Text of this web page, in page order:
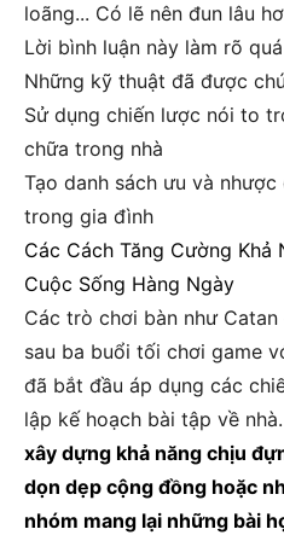
loãng... Có lẽ nên đun lâu
Lời bình luận này làm rõ
Những kỹ thuật đã được
Sử dụng chiến lược nói to
chữa trong nhà
Tạo danh sách ưu và
trong gia đình
Các Cách Tăng Cường Khả
Cuộc Sống Hàng Ngày
Các trò chơi bàn như
sau ba buổi tối chơi game
đã bắt đầu áp dụng các
lập kế hoạch bài tập về nhà.
xây dựng khả năng chịu
dọn dẹp cộng đồng hoặc
nhóm mang lại những bài